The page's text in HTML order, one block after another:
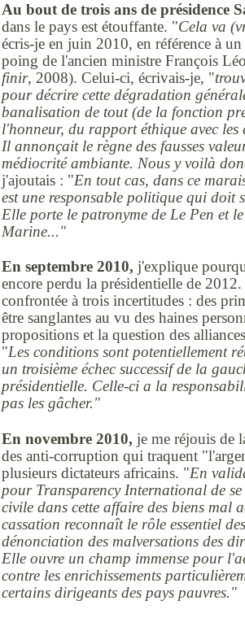
Au bout de trois ans de présidence
dans le pays est étouffante. "Cela va
écris-je en juin 2010, en référence à
poing de l'ancien ministre François
finir, 2008). Celui-ci, écrivais-je, "
pour décrire cette dégradation
banalisation de tout (de la fonction
l'honneur, du rapport éthique avec les
Il annonçait le règne des fausses
médiocrité ambiante. Nous y voilà
j'ajoutais : "En tout cas, dans ce
est une responsable politique qui doit
Elle porte le patronyme de Le Pen et
Marine..."
En septembre 2010, j'explique
encore perdu la présidentielle de 2012.
confrontée à trois incertitudes : des
être sanglantes au vu des haines
propositions et la question des
"Les conditions sont potentiellement
un troisième échec successif de la
présidentielle. Celle-ci a la
pas les gâcher."
En novembre 2010, je me réjouis de
des anti-corruption qui traquent
plusieurs dictateurs africains. "En
pour Transparency International de
civile dans cette affaire des biens mal
cassation reconnaît le rôle essentiel
dénonciation des malversations des
Elle ouvre un champ immense pour
contre les enrichissements
certains dirigeants des pays pauvres."